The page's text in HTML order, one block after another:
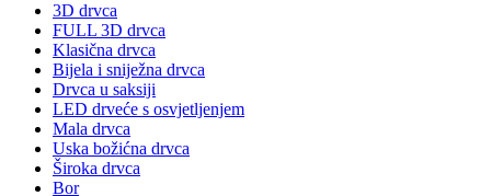
3D drvca
FULL 3D drvca
Klasična drvca
Bijela i sniježna drvca
Drvca u saksiji
LED drveće s osvjetljenjem
Mala drvca
Uska božićna drvca
Široka drvca
Bor